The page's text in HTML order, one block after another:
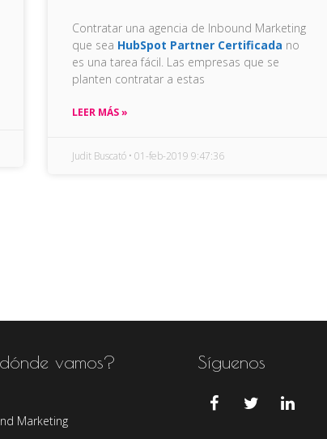
Contratar una agencia de Inbound Marketing
que sea HubSpot Partner Certificada no
es una tarea fácil. Las empresas que se
planten contratar a estas
LEER MÁS »
Judit Buscató 01-feb-2019 9:47:36
vamos?
Marketing
Síguenos